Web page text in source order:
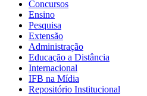
Concursos
Ensino
Pesquisa
Extensão
Administração
Educação a Distância
Internacional
IFB na Mídia
Repositório Institucional